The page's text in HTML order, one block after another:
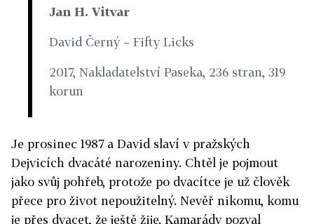
Jan H. Vitvar
David Černý – Fifty Licks
2017, Nakladatelství Paseka, 236 stran, 319
korun
Je prosinec 1987 a David slaví v pražských
Dejvicích dvacáté narozeniny. Chtěl je pojmout
jako svůj pohřeb, protože po dvacítce je už člověk
přece pro život nepoužitelný. Nevěř nikomu, komu
je přes dvacet, že ještě žije. Kamarády pozval